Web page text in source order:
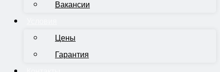
Вакансии
Цены
Гарантия